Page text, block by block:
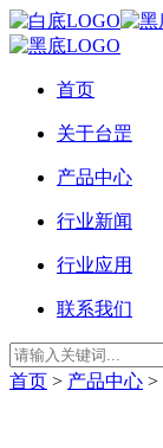
首页
关于台罡
产品中心
行业新闻
行业应用
联系我们
首页 > 产品中心 >